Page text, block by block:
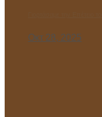
Οκτ 28, 2025